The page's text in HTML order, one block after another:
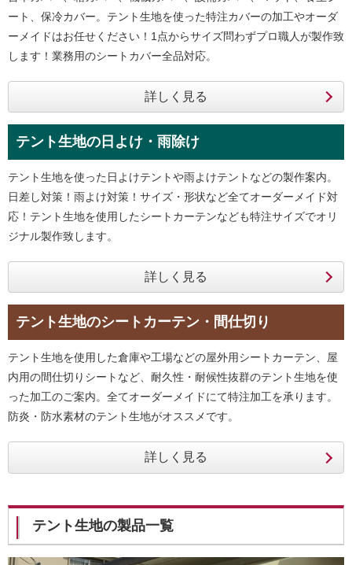
ート、保冷カバー。テント生地を使った特注カバーの加工やオーダ
ーメイドはお任せください！1点からサイズ問わずプロ職人が製作致
します！業務用のシートカバー全品対応。
テント生地の日よけ・雨除け
テント生地を使った日よけテントや雨よけテントなどの製作案内。
日差し対策！雨よけ対策！サイズ・形状など全てオーダーメイド対
応！テント生地を使用したシートカーテンなども特注サイズでオリ
ジナル製作致します。
テント生地のシートカーテン・間仕切り
テント生地を使用した倉庫や工場などの屋外用シートカーテン、屋
内用の間仕切りシートなど、耐久性・耐候性抜群のテント生地を使
った加工のご案内。全てオーダーメイドにて特注加工を承ります。
防炎・防水素材のテント生地がオススメです。
テント生地の製品一覧